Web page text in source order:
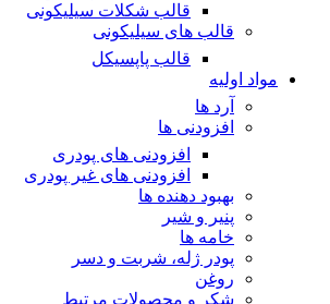
قالب شکلات سیلیکونی
قالب های سیلیکونی
قالب پاپسیکل
مواد اولیه
آرد ها
افزودنی ها
افزودنی های پودری
افزودنی های غیر پودری
بهبود دهنده ها
پنیر و شیر
خامه ها
پودر ژله، شربت و دسر
روغن
شکر و محصولات مرتبط